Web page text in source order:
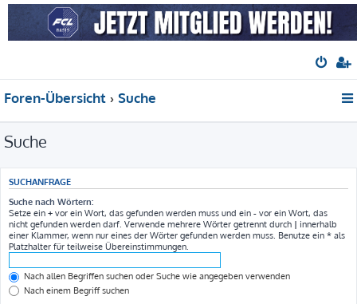
Foren-Übersicht Suche
Suche
SUCHANFRAGE
Suche nach Wörtern:
Setze ein + vor ein Wort, das gefunden werden muss und ein - vor ein Wort, das
nicht gefunden werden darf. Verwende mehrere Wörter getrennt durch | innerhalb
einer Klammer, wenn nur eines der Wörter gefunden werden muss. Benutze ein * als
Platzhalter für teilweise Übereinstimmungen.
Nach allen Begriffen suchen oder Suche wie angegeben verwenden
Nach einem Begriff suchen